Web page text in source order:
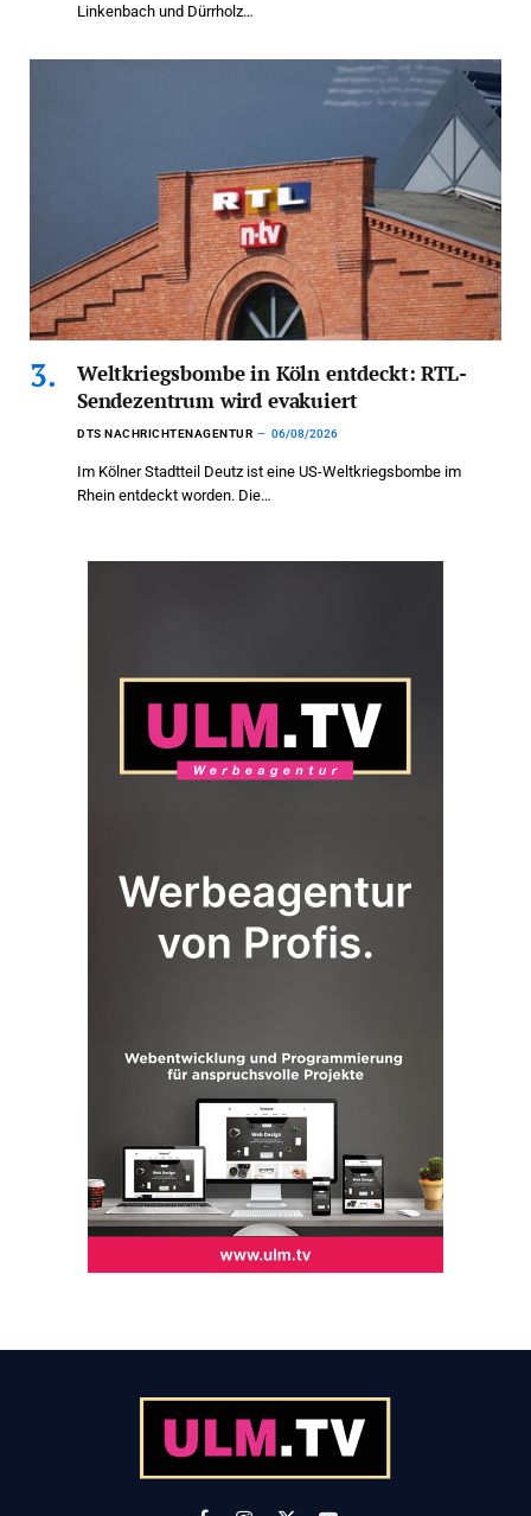
Linkenbach und Dürrholz…
Weltkriegsbombe in Köln entdeckt: RTL-
Sendezentrum wird evakuiert
DTS NACHRICHTENAGENTUR 06/08/2026
Im Kölner Stadtteil Deutz ist eine US-Weltkriegsbombe im
Rhein entdeckt worden. Die…